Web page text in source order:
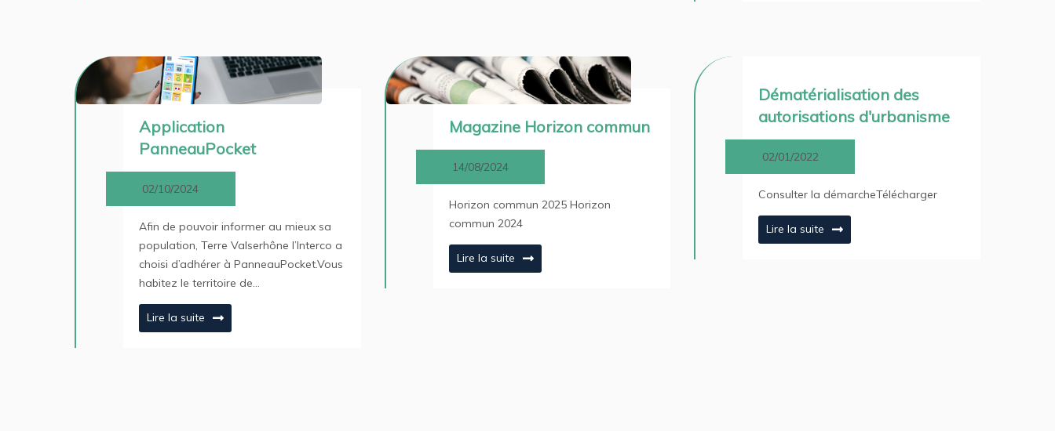
Application
PanneauPocket
02/10/2024
Afin de pouvoir informer au mieux sa
population, Terre Valserhône l’Interco a
choisi d’adhérer à PanneauPocket.Vous
habitez le territoire de…
Lire la suite
Magazine Horizon commun
14/08/2024
Horizon commun 2025 Horizon
commun 2024
Lire la suite
Dématérialisation des
autorisations d'urbanisme
02/01/2022
Consulter la démarcheTélécharger
Lire la suite